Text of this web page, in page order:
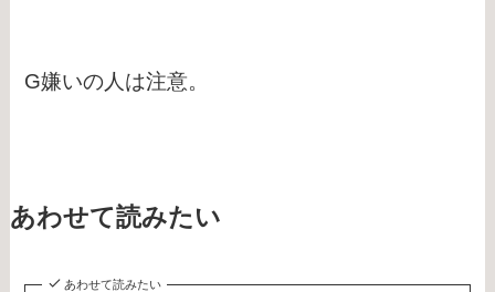
G嫌いの人は注意。
あわせて読みたい
あわせて読みたい